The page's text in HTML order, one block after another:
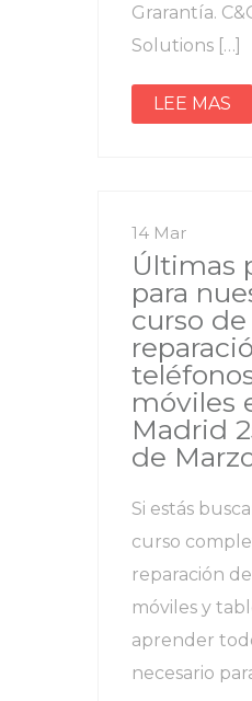
Grarantía.
Solutions […]
LEE MAS
14 Mar
Últimas
para
curso de
móviles
Madrid
de
Si estás
curso
reparación
móviles y
aprender
necesario